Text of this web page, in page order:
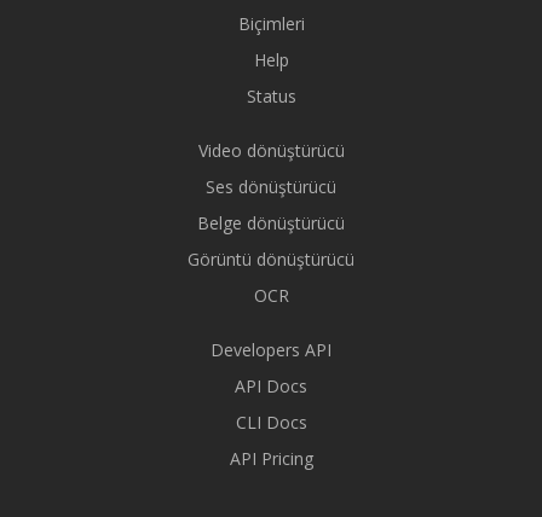
Biçimleri
Help
Status
Video dönüştürücü
Ses dönüştürücü
Belge dönüştürücü
Görüntü dönüştürücü
OCR
Developers API
API Docs
CLI Docs
API Pricing